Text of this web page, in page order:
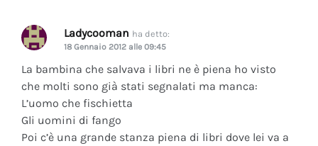
Ladycooman ha detto:
18 Gennaio 2012 alle 09:45
La bambina che salvava i libri ne è piena ho visto
che molti sono già stati segnalati ma manca:
L’uomo che fischietta
Gli uomini di fango
Poi c’è una grande stanza piena di libri dove lei va a